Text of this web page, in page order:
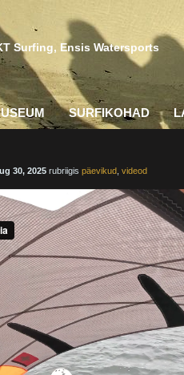
Surfing, Ensis Watersports
SURFIKOHAD
30, 2025 rubriigis päevikud videod